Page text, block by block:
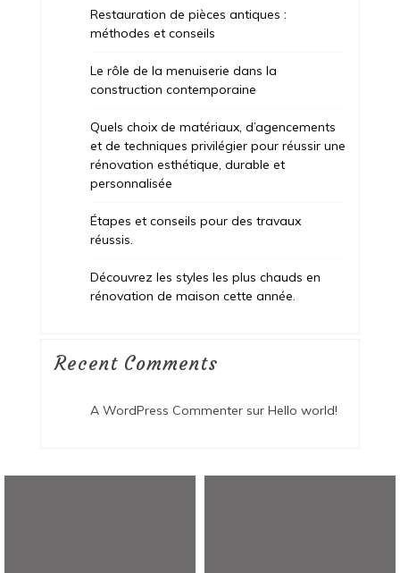
Restauration de pièces antiques :
méthodes et conseils
Le rôle de la menuiserie dans la
construction contemporaine
Quels choix de matériaux, d’agencements
et de techniques privilégier pour réussir une
rénovation esthétique, durable et
personnalisée
Étapes et conseils pour des travaux
réussis.
Découvrez les styles les plus chauds en
rénovation de maison cette année.
Recent Comments
A WordPress Commentersur Hello world!